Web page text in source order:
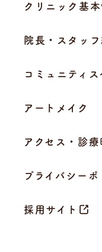
クリニック基
院長・スタッフ
コミュニティス
アートメイク
アクセス・診療
プライバシーポ
採用サイト